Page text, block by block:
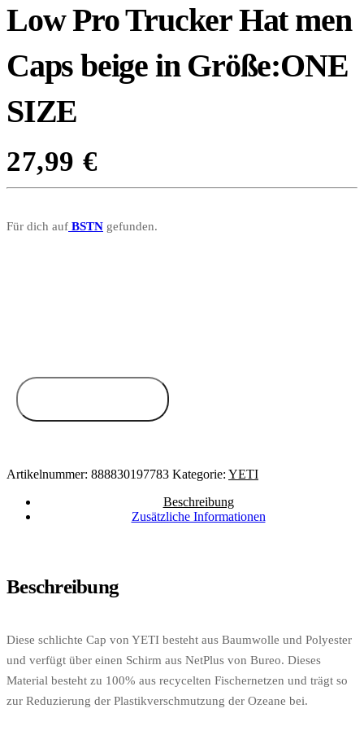
Low Pro Trucker Hat men
Caps beige in Größe:ONE
SIZE
27,99 €
Für dich auf BSTN gefunden.
Artikelnummer: 888830197783 Kategorie: YETI
Beschreibung
Zusätzliche Informationen
Beschreibung
Diese schlichte Cap von YETI besteht aus Baumwolle und Polyester
und verfügt über einen Schirm aus NetPlus von Bureo. Dieses
Material besteht zu 100% aus recycelten Fischernetzen und trägt so
zur Reduzierung der Plastikverschmutzung der Ozeane bei.